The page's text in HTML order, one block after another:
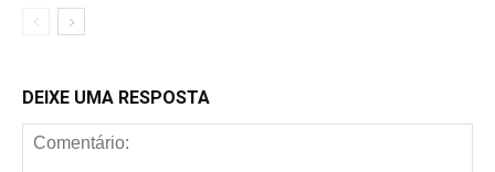
DEIXE UMA RESPOSTA